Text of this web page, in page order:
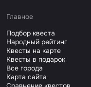
Главное
Подбор квеста
Народный рейтинг
Квесты на карте
Квесты в подарок
Все города
Карта сайта